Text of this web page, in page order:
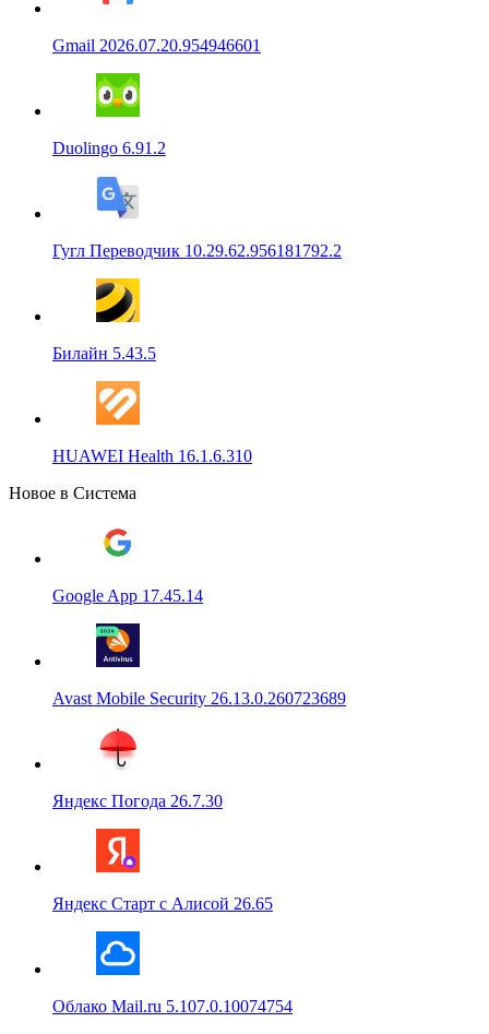
Gmail 2026.07.20.954946601
Duolingo 6.91.2
Гугл Переводчик 10.29.62.956181792.2
Билайн 5.43.5
HUAWEI Health 16.1.6.310
Новое в Система
Google App 17.45.14
Avast Mobile Security 26.13.0.260723689
Яндекс Погода 26.7.30
Яндекс Старт с Алисой 26.65
Облако Mail.ru 5.107.0.10074754